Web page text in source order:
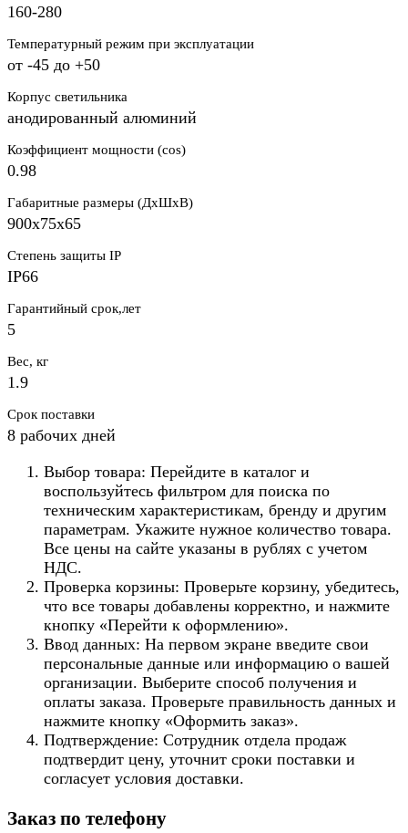
160-280
Температурный режим при эксплуатации
от -45 до +50
Корпус светильника
анодированный алюминий
Коэффициент мощности (cos)
0.98
Габаритные размеры (ДхШхВ)
900х75х65
Степень защиты IP
IP66
Гарантийный срок,лет
5
Вес, кг
1.9
Срок поставки
8 рабочих дней
Выбор товара: Перейдите в каталог и
воспользуйтесь фильтром для поиска по
техническим характеристикам, бренду и другим
параметрам. Укажите нужное количество товара.
Все цены на сайте указаны в рублях с учетом
НДС.
Проверка корзины: Проверьте корзину, убедитесь,
что все товары добавлены корректно, и нажмите
кнопку «Перейти к оформлению».
Ввод данных: На первом экране введите свои
персональные данные или информацию о вашей
организации. Выберите способ получения и
оплаты заказа. Проверьте правильность данных и
нажмите кнопку «Оформить заказ».
Подтверждение: Сотрудник отдела продаж
подтвердит цену, уточнит сроки поставки и
согласует условия доставки.
Заказ по телефону